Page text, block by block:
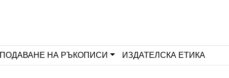
ПОДАВАНЕ НА РЪКОПИСИ ИЗДАТЕЛСКА ЕТИКА